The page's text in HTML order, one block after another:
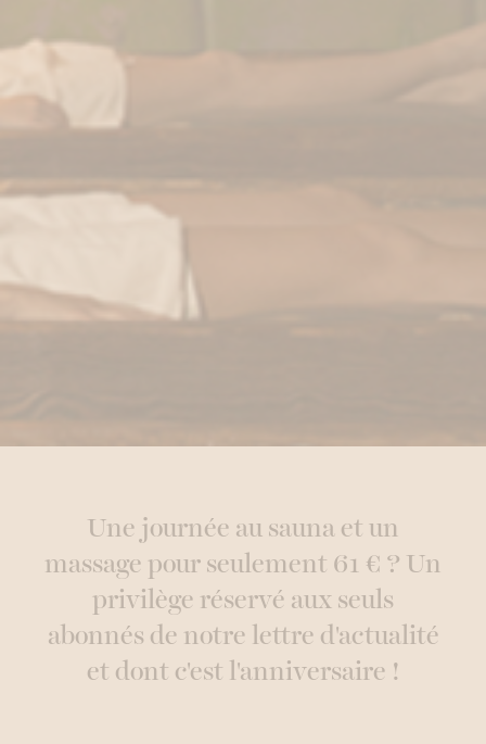
Une journée au sauna et un
massage pour seulement 61 € ? Un
privilège réservé aux seuls
abonnés de notre lettre d'actualité
et dont c'est l'anniversaire !